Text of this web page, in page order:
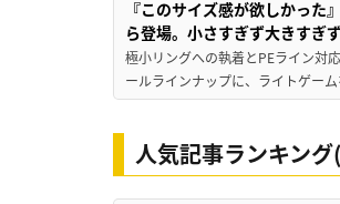
『このサイズ感が欲しかっ
ら登場。小さすぎず大きすぎ
極小リングへの執着とPEライン対
ールラインナップに、ライトゲー
人気記事ランキン